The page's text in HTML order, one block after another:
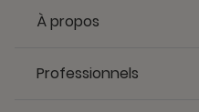
À propos
Professionnels